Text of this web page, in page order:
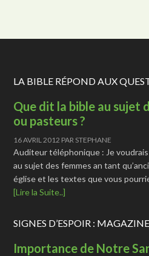
LA BIBLE RÉPOND AUX
Que dit la bible au sujet
ou pasteurs ?
16 AVRIL 2012 PAR STEPHANE
Auditeur téléphonique : Je
au sujet des femmes an tant
église et les textes que vous
[Lire la Suite..]
SIGNES D’ESPOIR : MAGAZINE
Importance de Notre